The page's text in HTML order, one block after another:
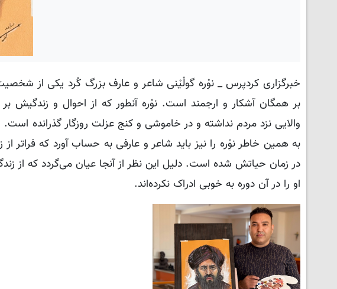
خبرگزاری کردپرس _ نوْره گولْیْنی شاعر و عارف بزرگ کُرد یکی از
بر همگان آشکار و ارجمند است. نوْره آنطور که از احوال و زندگیش
والایی نزد مردم نداشته و در خاموشی و کنج عزلت روزگار گذرانده
به همین خاطر نوْره را نیز باید شاعر و عارفی به حساب آورد که فراتر
در زمان حیاتش شده است. دلیل این نظر از آنجا عیان می‌گردد که از
او را در آن دوره به خوبی ادراک نکرده‌اند.